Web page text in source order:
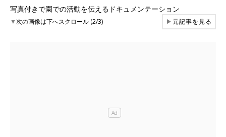
写真付きで園での活動を伝えるドキュメンテーション
▼次の画像は下へスクロール (2/3) ▶元記事を見る